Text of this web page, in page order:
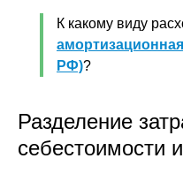
К какому виду
РФ)?
Разделение
себестоимости